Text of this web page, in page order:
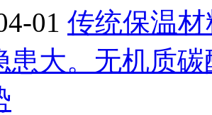
01 传统保温
患大。无机质